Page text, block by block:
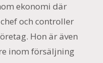
ekonomi där
och controller
Hon är även
inom försäljning